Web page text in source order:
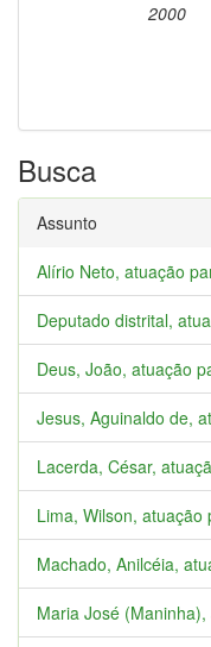
2000
Busca
Assunto
Alírio Neto, atuação
Deputado distrital,
Deus, João, atuação
Jesus, Aguinaldo de,
Lacerda, César,
Lima, Wilson, atuação
Machado, Anilcéia,
Maria José